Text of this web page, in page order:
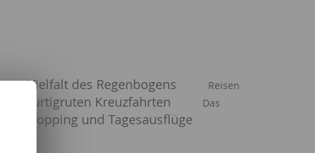
Vielfalt des Regenbogens
Reisen
Hurtigruten Kreuzfahrten
Das
Shopping und Tagesausflüge